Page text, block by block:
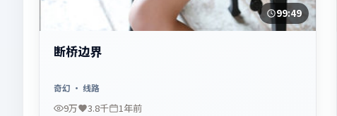
99:49
断桥边界
奇幻 · 线路
9万 3.8千 1年前